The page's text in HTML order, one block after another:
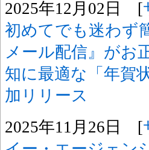
2025年12月02日 [
初めてでも迷わず
メール配信』がお
知に最適な「年賀
加リリース
2025年11月26日 [